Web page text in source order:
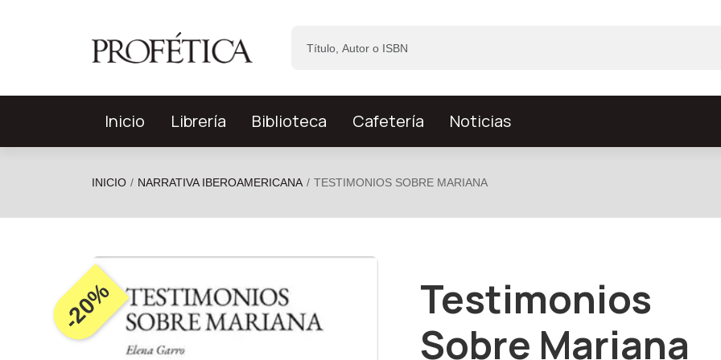
Inicio Librería Biblioteca Cafetería Noticias
INICIO NARRATIVA IBEROAMERICANA TESTIMONIOS SOBRE MARIANA
-20%
Testimonios
Sobre Mariana